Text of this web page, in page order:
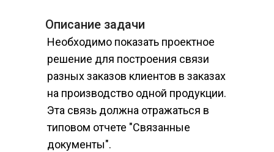
Необходимо показать проектное
решение для построения связи
разных заказов клиентов в заказах
на производство одной продукции.
Эта связь должна отражаться в
типовом отчете "Связанные
документы".
Описание задачи